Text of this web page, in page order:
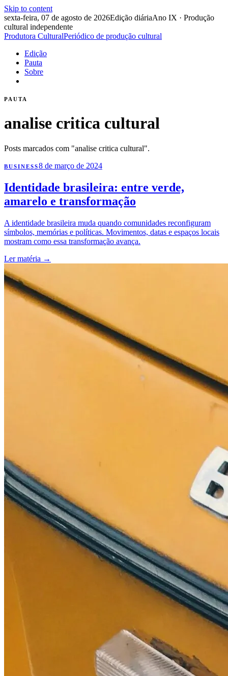
Skip to content
sexta-feira, 07 de agosto de 2026Edição diáriaAno IX · Produção
cultural independente
Produtora CulturalPeriódico de produção cultural
Edição
Pauta
Sobre
PAUTA
analise critica cultural
Posts marcados com "analise critica cultural".
BUSINESS8 de março de 2024
Identidade brasileira: entre verde,
amarelo e transformação
A identidade brasileira muda quando comunidades reconfiguram
símbolos, memórias e políticas. Movimentos, datas e espaços locais
mostram como essa transformação avança.
Ler matéria →